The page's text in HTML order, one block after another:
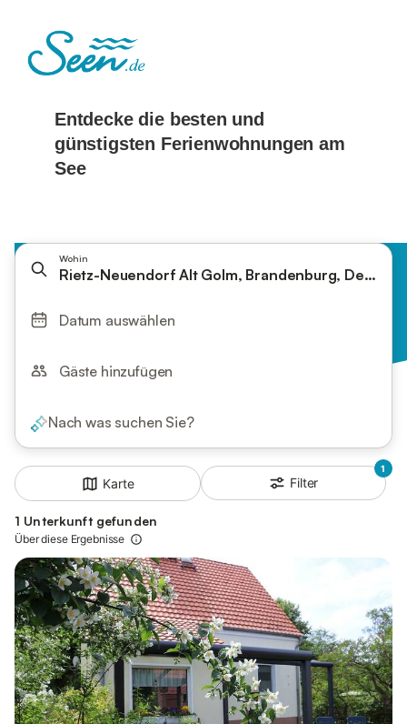
Wohin
Rietz-Neuendorf Alt Golm, Brandenburg,
Datum auswählen
Gäste hinzufügen
Nach was suchen Sie?
Karte
1
Filter
1 Unterkunft gefunden
Über diese Ergebnisse